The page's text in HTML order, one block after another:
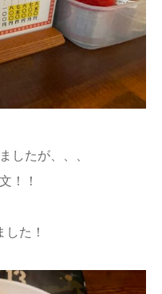
したが、、、
！！
た！